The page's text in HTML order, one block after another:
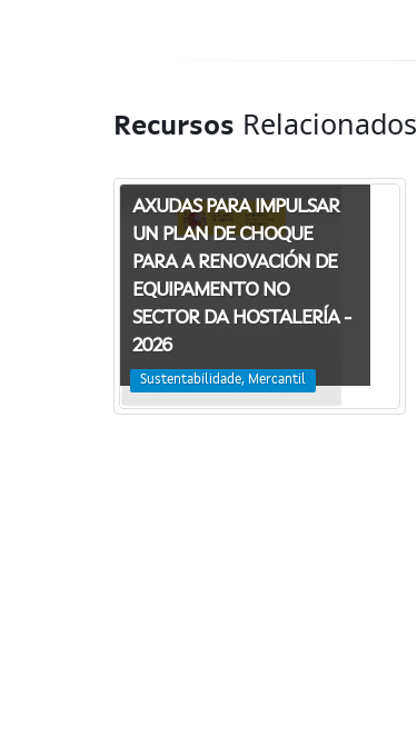
Recursos Relacionados
AXUDAS PARA IMPULSAR
UN PLAN DE CHOQUE
PARA A RENOVACIÓN DE
EQUIPAMENTO NO
SECTOR DA HOSTALERÍA -
2026
Sustentabilidade, Mercantil